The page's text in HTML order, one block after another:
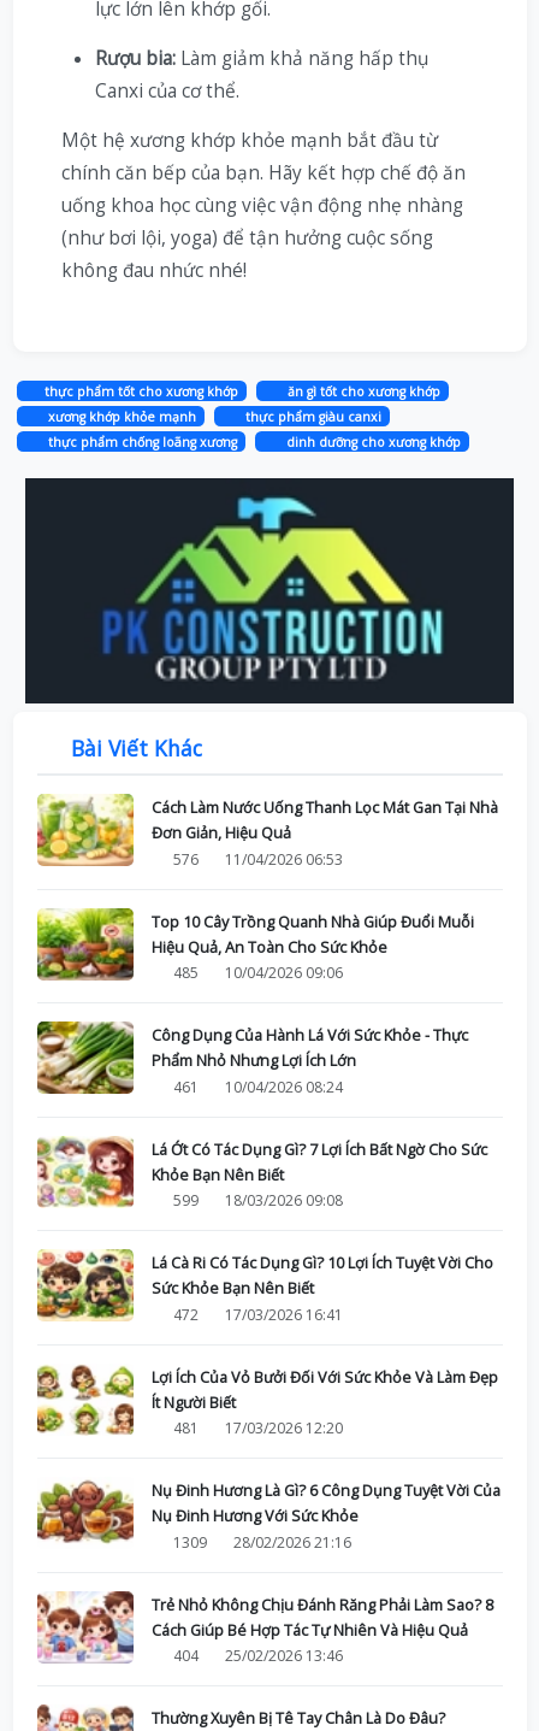
lực lớn lên khớp gối.
Rượu bia:Làm giảm khả năng hấp thụ
Canxi của cơ thể.
Một hệ xương khớp khỏe mạnh bắt đầu từ
chính căn bếp của bạn. Hãy kết hợp chế độ ăn
uống khoa học cùng việc vận động nhẹ nhàng
(như bơi lội, yoga) để tận hưởng cuộc sống
không đau nhức nhé!
thực phẩm tốt cho xương khớp
ăn gì tốt cho xương khớp
xương khớp khỏe mạnh
thực phẩm giàu canxi
thực phẩm chống loãng xương
dinh dưỡng cho xương khớp
Bài Viết Khác
Cách Làm Nước Uống Thanh Lọc Mát Gan Tại Nhà
Đơn Giản, Hiệu Quả
576
11/04/2026 06:53
Top 10 Cây Trồng Quanh Nhà Giúp Đuổi Muỗi
Hiệu Quả, An Toàn Cho Sức Khỏe
485
10/04/2026 09:06
Công Dụng Của Hành Lá Với Sức Khỏe - Thực
Phẩm Nhỏ Nhưng Lợi Ích Lớn
461
10/04/2026 08:24
Lá Ớt Có Tác Dụng Gì? 7 Lợi Ích Bất Ngờ Cho Sức
Khỏe Bạn Nên Biết
599
18/03/2026 09:08
Lá Cà Ri Có Tác Dụng Gì? 10 Lợi Ích Tuyệt Vời Cho
Sức Khỏe Bạn Nên Biết
472
17/03/2026 16:41
Lợi Ích Của Vỏ Bưởi Đối Với Sức Khỏe Và Làm Đẹp
Ít Người Biết
481
17/03/2026 12:20
Nụ Đinh Hương Là Gì? 6 Công Dụng Tuyệt Vời Của
Nụ Đinh Hương Với Sức Khỏe
1309
28/02/2026 21:16
Trẻ Nhỏ Không Chịu Đánh Răng Phải Làm Sao? 8
Cách Giúp Bé Hợp Tác Tự Nhiên Và Hiệu Quả
404
25/02/2026 13:46
Thường Xuyên Bị Tê Tay Chân Là Do Đâu?